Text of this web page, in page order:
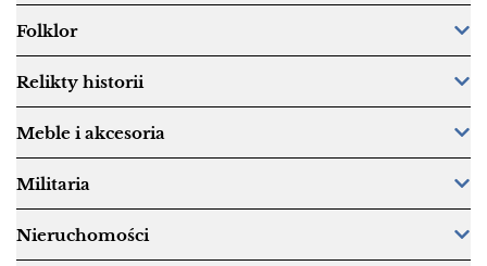
Folklor
Relikty historii
Meble i akcesoria
Militaria
Nieruchomości